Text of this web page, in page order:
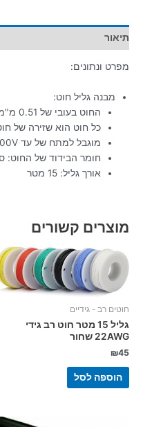
תיאור
מפרט ונתונים:
מבנה גליל חוט:
החוט בעובי של 0.51 מ"מ (24AWG)
כל חוט הוא שזירה של
מוגבל למתח של עד 300V
חומר הבידוד של החוט:
אורך גליל: 15 מטר
מוצרים קשורים
חוטים רב - גידיים
גליל 15 מטר חוט רב גידי
22AWG שחור
₪45
הוספה לסל